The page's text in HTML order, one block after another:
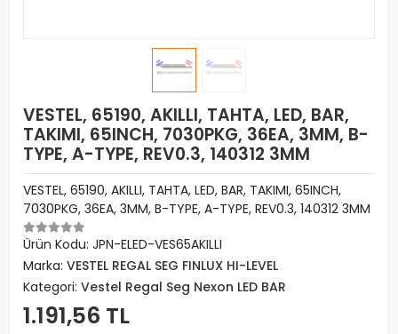
VESTEL, 65190, AKILLI, TAHTA, LED, BAR,
TAKIMI, 65INCH, 7030PKG, 36EA, 3MM, B-
TYPE, A-TYPE, REV0.3, 140312 3MM
VESTEL, 65190, AKILLI, TAHTA, LED, BAR, TAKIMI, 65INCH,
7030PKG, 36EA, 3MM, B-TYPE, A-TYPE, REV0.3, 140312 3MM
Ürün Kodu: JPN-ELED-VES65AKILLI
Marka: VESTEL REGAL SEG FINLUX HI-LEVEL
Kategori: Vestel Regal Seg Nexon LED BAR
1.191,56 TL